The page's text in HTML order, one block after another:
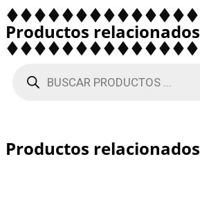
Productos relacionados
Productos relacionados